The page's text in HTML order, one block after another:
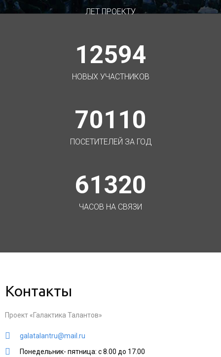
ЛЕТ ПРОЕКТУ
12594
НОВЫХ УЧАСТНИКОВ
70110
ПОСЕТИТЕЛЕЙ ЗА ГОД
61320
ЧАСОВ НА СВЯЗИ
Контакты
Проект «Галактика Талантов»
galatalantru@mail.ru
Понедельник- пятница: с 8.00 до 17.00